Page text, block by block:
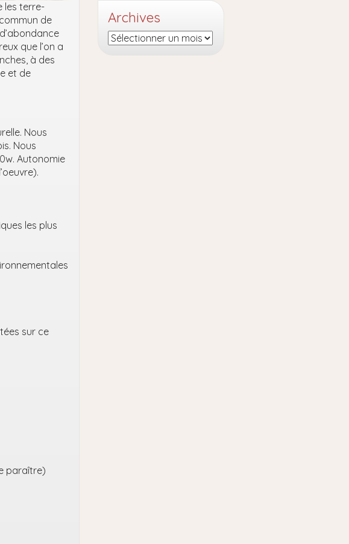
les terre-
de
que l’on a
à des
et de
Nous
Nous
Autonomie
les plus
sur ce
paraître)
Archives
Archives